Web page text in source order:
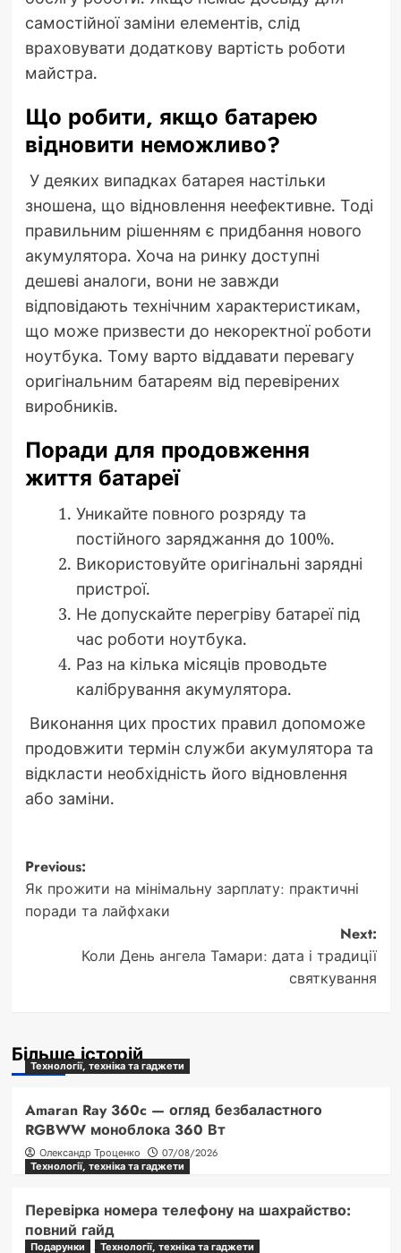
самостійної заміни елементів, слід
враховувати додаткову вартість роботи
майстра.
Що робити, якщо батарею
відновити неможливо?
У деяких випадках батарея настільки
зношена, що відновлення неефективне. Тоді
правильним рішенням є придбання нового
акумулятора. Хоча на ринку доступні
дешеві аналоги, вони не завжди
відповідають технічним характеристикам,
що може призвести до некоректної роботи
ноутбука. Тому варто віддавати перевагу
оригінальним батареям від перевірених
виробників.
Поради для продовження
життя батареї
Уникайте повного розряду та
постійного заряджання до 100%.
Використовуйте оригінальні зарядні
пристрої.
Не допускайте перегріву батареї під
час роботи ноутбука.
Раз на кілька місяців проводьте
калібрування акумулятора.
Виконання цих простих правил допоможе
продовжити термін служби акумулятора та
відкласти необхідність його відновлення
або заміни.
Post
navigation
Previous:
Як прожити на мінімальну зарплату: практичні
поради та лайфхаки
Next:
Коли День ангела Тамари: дата і традиції
святкування
Більше історій
Технології, техніка та гаджети
Amaran Ray 360c — огляд безбаластного
RGBWW моноблока 360 Вт
Олександр Троценко
07/08/2026
Технології, техніка та гаджети
Перевірка номера телефону на шахрайство:
повний гайд
Подарунки
Технології, техніка та гаджети